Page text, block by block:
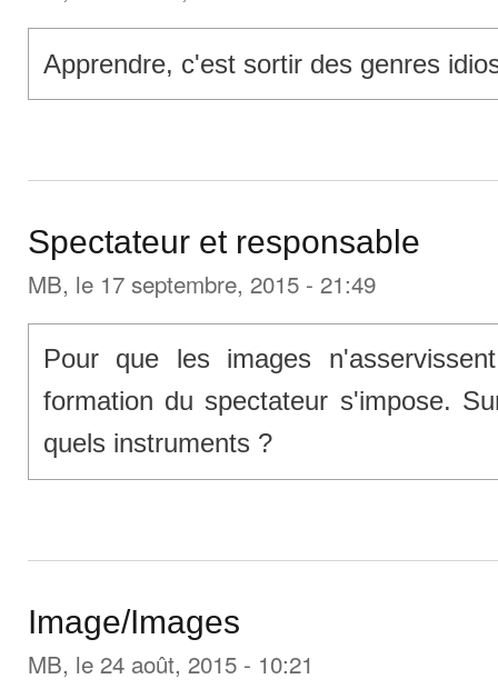
Apprendre, c'est sortir des genres
Spectateur et responsable
MB, le 17 septembre, 2015 - 21:49
Pour que les images
formation du spectateur s'impose.
quels instruments ?
Image/Images
MB, le 24 août, 2015 - 10:21